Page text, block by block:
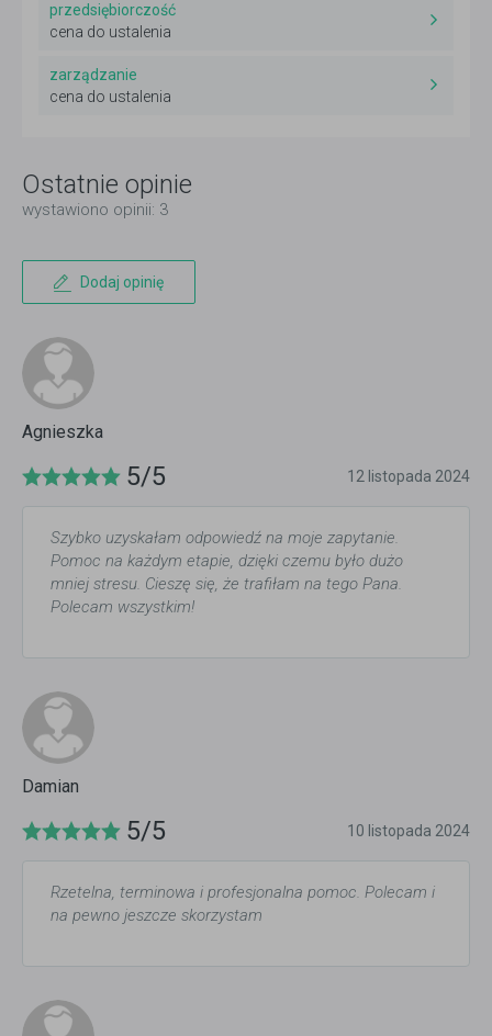
przedsiębiorczość
cena do ustalenia
zarządzanie
cena do ustalenia
Ostatnie opinie
wystawiono opinii: 3
Dodaj opinię
Agnieszka
5/5 12 listopada 2024
Szybko uzyskałam odpowiedź na moje zapytanie.
Pomoc na każdym etapie, dzięki czemu było dużo
mniej stresu. Cieszę się, że trafiłam na tego Pana.
Polecam wszystkim!
Damian
5/5 10 listopada 2024
Rzetelna, terminowa i profesjonalna pomoc. Polecam i
na pewno jeszcze skorzystam